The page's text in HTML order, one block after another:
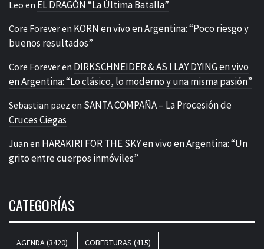
Leo en EL DRAGÓN “La Última Batalla”
Core Foreveren KORN en vivo en Argentina: “Poco riesgo y
buenos resultados”
Core Foreveren DIRKSCHNEIDER & AS I LAY DYING en vivo
en Argentina: “Lo clásico, lo moderno y una misma pasión”
Sebastian paez en SANTA COMPAÑA – La Procesión de
Cruces Ciegas
Juan en HARAKIRI FOR THE SKY en vivo en Argentina: “Un
grito entre cuerpos inmóviles”
CATEGORÍAS
AGENDA(3420) COBERTURAS (415)